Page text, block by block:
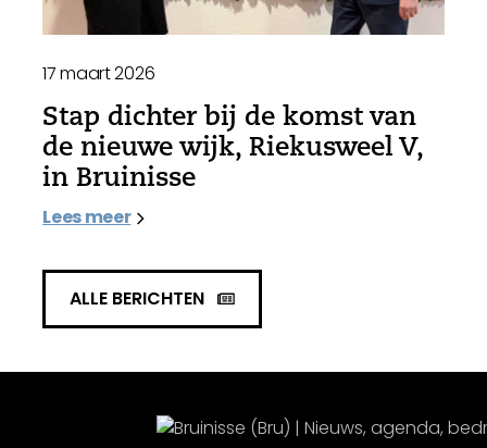
17 maart 2026
Stap dichter bij de komst van
de nieuwe wijk, Riekusweel V,
in Bruinisse
Lees meer
ALLE BERICHTEN